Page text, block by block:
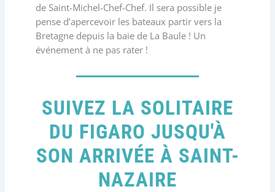
de Saint-Michel-Chef-Chef. Il sera possible je
pense d’apercevoir les bateaux partir vers la
Bretagne depuis la baie de La Baule ! Un
événement à ne pas rater !
SUIVEZ LA SOLITAIRE
DU FIGARO JUSQU'À
SON ARRIVÉE À SAINT-
NAZAIRE